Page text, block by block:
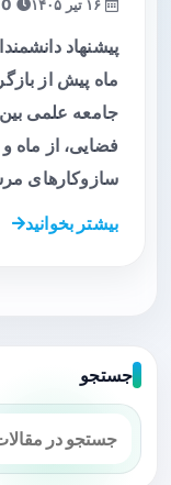
پیشنهاد
ماه پیش از
جامعه علمی
فضایی، از ماه و
سازوکارهای
بیشتر بخوانید
جستجو